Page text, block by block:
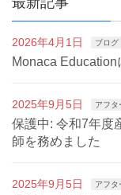
2026年4月1日 ブログ
Monaca
2025年9月5日 アフタ
保護中: 令和7年度
師を務めました
2025年9月5日 アフタ